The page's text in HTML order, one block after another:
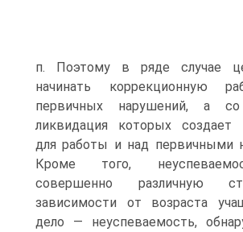
п. Поэтому в ряде случае
начинать коррекционную
первичных нарушений, а со
ликвидация которых создает
для работы и над первичными
Кроме того,
совершенно различную
зависимости от возраста
дело — неуспеваемость,